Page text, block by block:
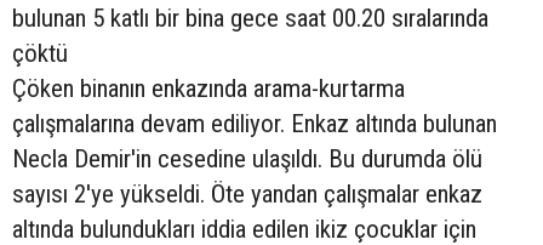
bulunan 5 katlı bir bina gece saat 00.20 sıralarında
çöktü
Çöken binanın enkazında arama-kurtarma
çalışmalarına devam ediliyor. Enkaz altında bulunan
Necla Demir'in cesedine ulaşıldı. Bu durumda ölü
sayısı 2'ye yükseldi. Öte yandan çalışmalar enkaz
altında bulundukları iddia edilen ikiz çocuklar için